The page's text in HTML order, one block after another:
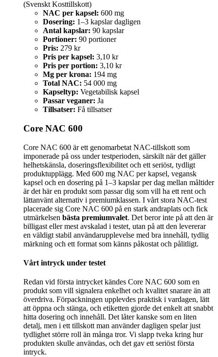
(Svenskt Kosttillskott)
NAC per kapsel: 600 mg
Dosering: 1–3 kapslar dagligen
Antal kapslar: 90 kapslar
Portioner: 90 portioner
Pris: 279 kr
Pris per kapsel: 3,10 kr
Pris per portion: 3,10 kr
Mg per krona: 194 mg
Total NAC: 54 000 mg
Kapseltyp: Vegetabilisk kapsel
Passar veganer: Ja
Tillsatser: Få tillsatser
Core NAC 600
Core NAC 600 är ett genomarbetat NAC-tillskott som
imponerade på oss under testperioden, särskilt när det gäller
helhetskänsla, doseringsflexibilitet och ett seriöst, tydligt
produktupplägg. Med 600 mg NAC per kapsel, vegansk
kapsel och en dosering på 1–3 kapslar per dag mellan måltider
är det här en produkt som passar dig som vill ha ett rent och
lättanvänt alternativ i premiumklassen. I vårt stora NAC-test
placerade sig Core NAC 600 på en stark andraplats och fick
utmärkelsen bästa premiumvalet. Det beror inte på att den är
billigast eller mest avskalad i testet, utan på att den levererar
en väldigt stabil användarupplevelse med bra innehåll, tydlig
märkning och ett format som känns påkostat och pålitligt.
Vårt intryck under testet
Redan vid första intrycket kändes Core NAC 600 som en
produkt som vill signalera enkelhet och kvalitet snarare än att
överdriva. Förpackningen upplevdes praktisk i vardagen, lätt
att öppna och stänga, och etiketten gjorde det enkelt att snabbt
hitta dosering och innehåll. Det låter kanske som en liten
detalj, men i ett tillskott man använder dagligen spelar just
tydlighet större roll än många tror. Vi slapp tveka kring hur
produkten skulle användas, och det gav ett seriöst första
intryck.